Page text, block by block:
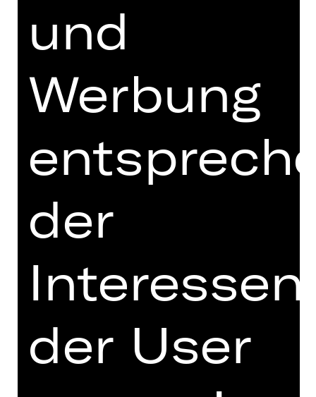
Schneebeli und Paul Berg
Deutsche Erstaufführung
Ellen ist elf Jahre alt und allein. Sie
sucht ihre Mutter, doch die ist bereits
verweigert Ellen die Ausreise, denn
sie hat die „falschen“ Großeltern –
und die falschen Großeltern zu
haben, ist zu dieser Zeit gefährlich.
Sie freundet sich mit einer Gruppe
jüdischer Kinder an. Dass ihre neuen
sitzen dürfen, dass Schritte im
Treppenhaus ihnen die Körper
Friedhof der einzige Ort ist, an dem
sie spielen können, ist für Ellen die
gespenstische, beängstigende und
und
Werbung
der
Interessen
der User